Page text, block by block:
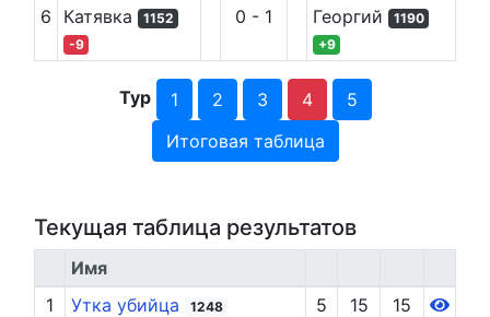
6 Катявка
1152
-9
0 - 1 Георгий
1190
+9
Тур 1 2 3 4
5
Итоговая таблица
Текущая таблица результатов
Имя
1
Утка убийца 1248 5 15
15